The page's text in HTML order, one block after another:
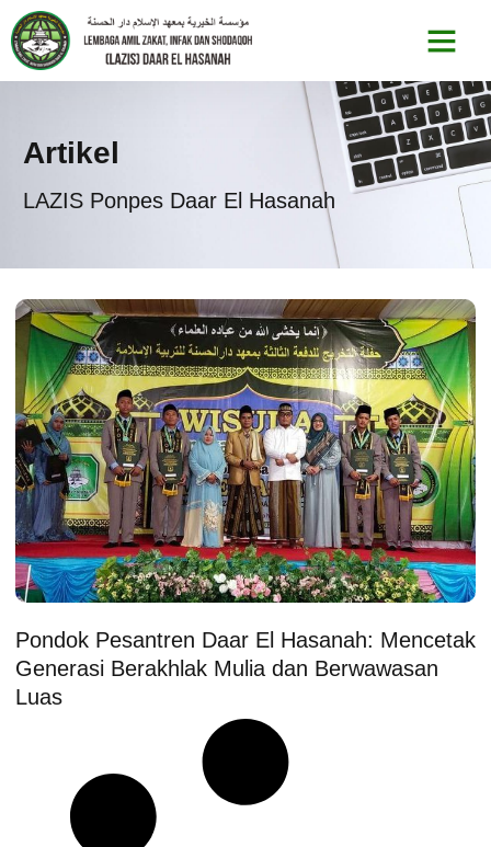
Artikel
LAZIS Ponpes Daar El Hasanah
Pondok Pesantren Daar El Hasanah: Mencetak
Generasi Berakhlak Mulia dan Berwawasan
Luas